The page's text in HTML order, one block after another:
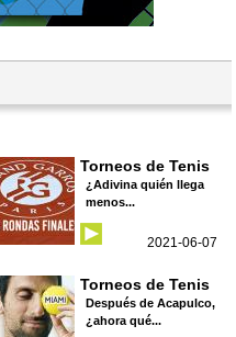
Torneos de Tenis
¿Adivina quién llega
menos...
2021-06-07
Torneos de Tenis
Después de Acapulco,
¿ahora qué...